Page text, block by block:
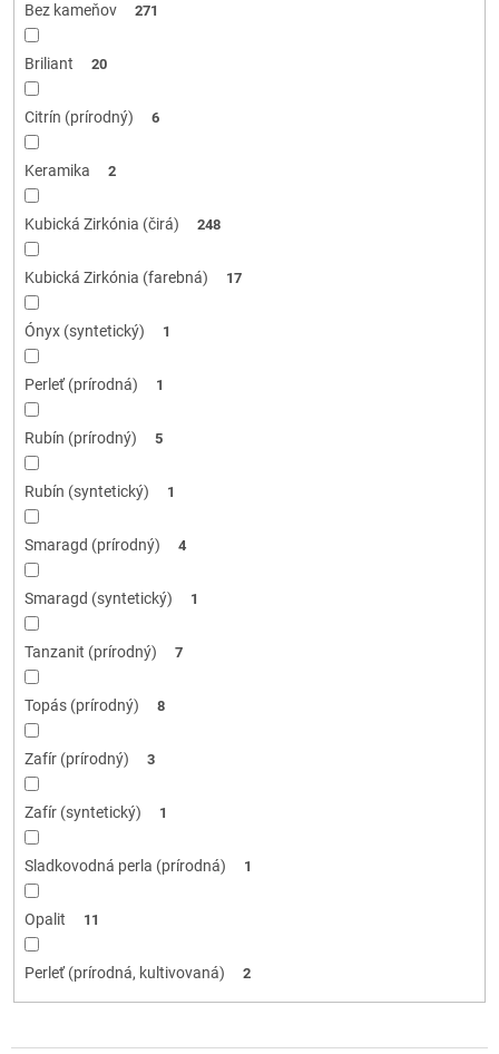
Bez kameňov 271
Briliant 20
Citrín (prírodný) 6
Keramika 2
Kubická Zirkónia (čirá) 248
Kubická Zirkónia (farebná) 17
Ónyx (syntetický) 1
Perleť (prírodná) 1
Rubín (prírodný) 5
Rubín (syntetický) 1
Smaragd (prírodný) 4
Smaragd (syntetický) 1
Tanzanit (prírodný) 7
Topás (prírodný) 8
Zafír (prírodný) 3
Zafír (syntetický) 1
Sladkovodná perla (prírodná) 1
Opalit 11
Perleť (prírodná, kultivovaná) 2